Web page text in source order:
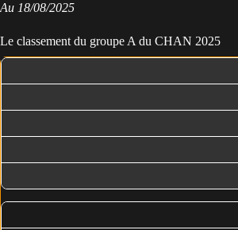
Au 18/08/2025
Le classement du groupe A du CHAN 2025